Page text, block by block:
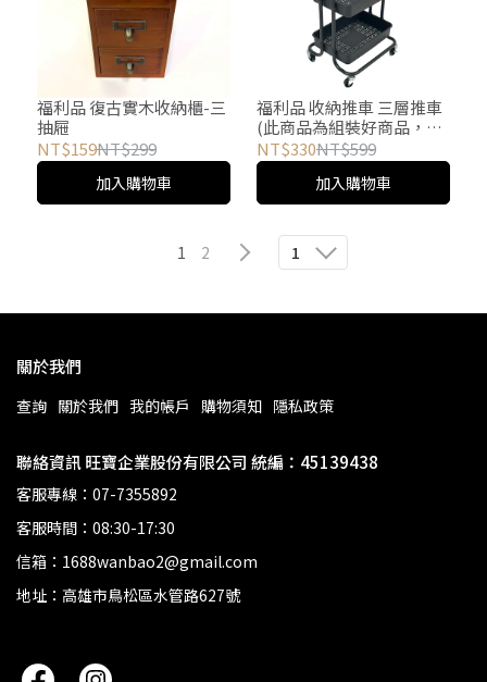
福利品 復古實木收納櫃-三
抽屜
NT$159NT$299
加入購物車
福利品 收納推車 三層推車
(此商品為組裝好商品，均
已現場取貨為主)
NT$330NT$599
加入購物車
1 2 1
關於我們
查詢 關於我們 我的帳戶 購物須知 隱私政策
聯絡資訊 旺寶企業股份有限公司 統編：45139438
客服專線：07-7355892
客服時間：08:30-17:30
信箱：1688wanbao2@gmail.com
地址：高雄市鳥松區水管路627號